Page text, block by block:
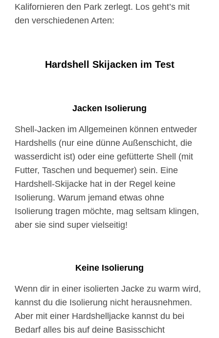
Kalifornieren den Park zerlegt. Los geht’s mit
den verschiedenen Arten:
Hardshell Skijacken im Test
Jacken Isolierung
Shell-Jacken im Allgemeinen können entweder
Hardshells (nur eine dünne Außenschicht, die
wasserdicht ist) oder eine gefütterte Shell (mit
Futter, Taschen und bequemer) sein. Eine
Hardshell-Skijacke hat in der Regel keine
Isolierung. Warum jemand etwas ohne
Isolierung tragen möchte, mag seltsam klingen,
aber sie sind super vielseitig!
Keine Isolierung
Wenn dir in einer isolierten Jacke zu warm wird,
kannst du die Isolierung nicht herausnehmen.
Aber mit einer Hardshelljacke kannst du bei
Bedarf alles bis auf deine Basisschicht